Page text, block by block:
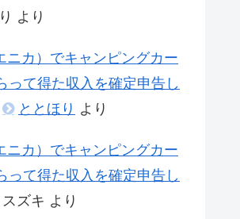
より
ニカ）でキャンピングカー
って得た収入を確定申告し
ととほり より
ニカ）でキャンピングカー
って得た収入を確定申告し
スズキ より